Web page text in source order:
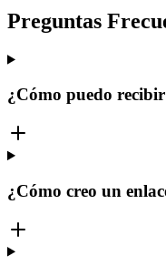
Preguntas
¿Cómo puedo
¿Cómo creo un